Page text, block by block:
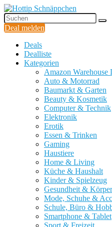
Deal melden
Deals
Dealliste
Kategorien
Amazon Warehouse
Auto & Motorrad
Baumarkt & Garten
Beauty & Kosmetik
Computer & Technik
Elektronik
Erotik
Essen & Trinken
Gaming
Haustiere
Home & Living
Küche & Haushalt
Kinder & Spielzeug
Gesundheit &
Mode, Schuhe &
Schule, Büro &
Smartphone & Tablet
Sport & Freizeit